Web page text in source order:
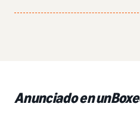
Anunciado en